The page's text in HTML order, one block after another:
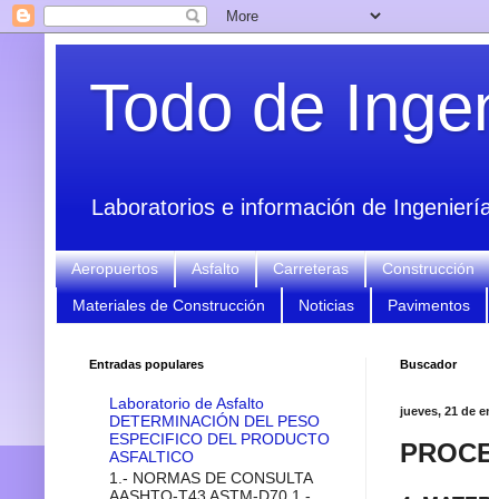
Todo de
Laboratorios e información de
Aeropuertos Asfalto Carreteras Construcción
Materiales de Construcción Noticias Pavimentos
Buscador
jueves, 21 de
Entradas populares
Laboratorio de Asfalto
DETERMINACIÓN DEL PESO
ESPECIFICO DEL PRODUCTO
ASFALTICO
1.- NORMAS DE CONSULTA